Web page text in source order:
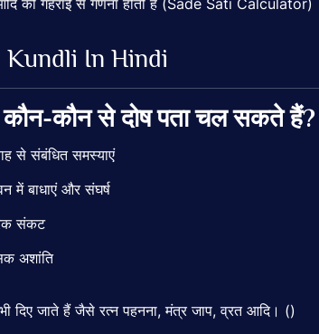
कीगहराईसेगणनाहोतीहै (Sade Sati Calculator)
Kundli In Hindi
कौन-कौनसेदोषपताचलसकतेहैं?
सेसंबंधितसमस्याएं
मेंबाधाएं औरसंघर्ष
संकट
अशांति
भीदिएजातेहैंजैसेरत्नपहनना,मंत्रजाप,व्रत आदि। ()